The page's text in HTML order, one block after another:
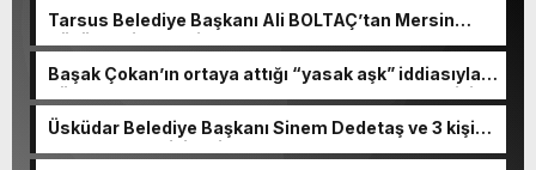
Tarsus Belediye Başkanı Ali BOLTAÇ’tan Mersin
Büyükşehir Belediye Başkanı Ve TBB Başkanı Vahap
Belediyeler Birliği Başkanı ve Mersin Büyükşehir
Belediye Başkanımız Sayın Vahap Seçer’i
makamında ziyaret ettik. Kentimiz başta olmak
üzere yerel yönetimlere ilişkin birçok konuda fikir
alışverişinde bulunduk. Ortak akıl ve iş birliğiyle
Başak Çokan’ın ortaya attığı “yasak aşk” iddiasıyla
gündeme gelen Ece Erken, haberler hakkında erişim
engeli kararı aldırdığını açıkladı.
Üsküdar Belediye Başkanı Sinem Dedetaş ve 3 kişi
tutuklandı, 2 kişi adli kontrolle serbest bırakıldı